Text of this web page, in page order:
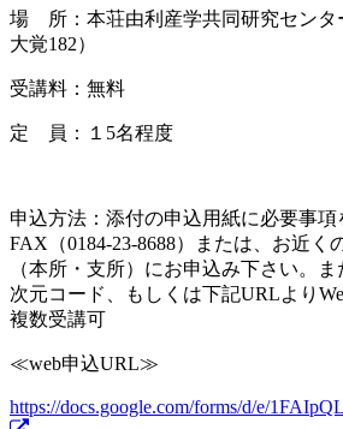
場 所：本荘由利産学共同研究センタ
大覚182）
受講料：無料
定 員：１5名程度
申込方法：添付の申込用紙に必要事項
FAX（0184-23-8688）または、お近く
（本所・支所）にお申込み下さい。
次元コード、もしくは下記URLより
複数受講可
≪web申込URL≫
https://docs.google.com/forms/d/e/